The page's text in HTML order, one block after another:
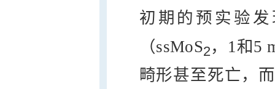
初期的预实验
（ssMoS2，1和5
畸形甚至死亡，